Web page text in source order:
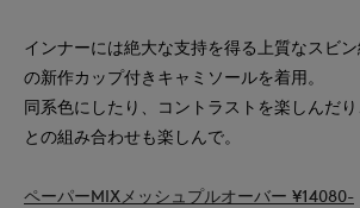
インナーには絶大な支持を得る上質なスビ
の新作カップ付きキャミソールを着用。
同系色にしたり、コントラストを楽しんだ
との組み合わせも楽しんで。
ペーパーMIXメッシュプルオーバー ¥14080-